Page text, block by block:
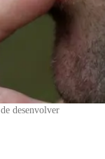
desenvolver